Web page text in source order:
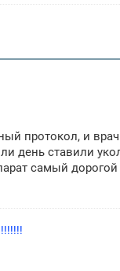
протокол, и
день ставили
самый